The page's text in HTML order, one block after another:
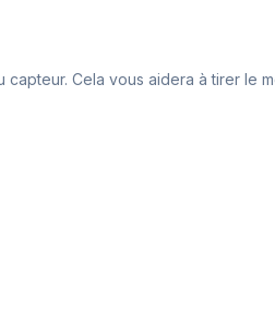
Cela vous aidera à tirer le